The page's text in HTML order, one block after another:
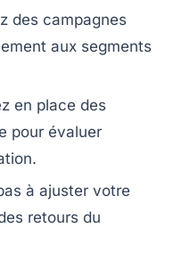
des campagnes
aux segments
en place des
pour évaluer
à ajuster votre
retours du